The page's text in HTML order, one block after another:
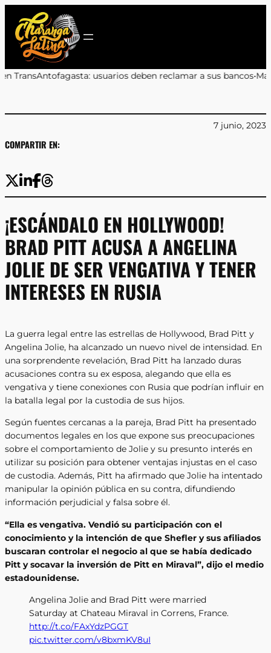
contenido
deben reclamar a sus bancos•Marcos Celedón:
COMPARTIR EN:
7 junio, 2023
¡ESCÁNDALO EN HOLLYWOOD!
BRAD PITT ACUSA A ANGELINA
JOLIE DE SER VENGATIVA Y TENER
INTERESES EN RUSIA
La guerra legal entre las estrellas de Hollywood, Brad Pitt y
Angelina Jolie, ha alcanzado un nuevo nivel de intensidad. En
una sorprendente revelación, Brad Pitt ha lanzado duras
acusaciones contra su ex esposa, alegando que ella es
vengativa y tiene conexiones con Rusia que podrían influir en
la batalla legal por la custodia de sus hijos.
Según fuentes cercanas a la pareja, Brad Pitt ha presentado
documentos legales en los que expone sus preocupaciones
sobre el comportamiento de Jolie y su presunto interés en
utilizar su posición para obtener ventajas injustas en el caso
de custodia. Además, Pitt ha afirmado que Jolie ha intentado
manipular la opinión pública en su contra, difundiendo
información perjudicial y falsa sobre él.
“Ella es vengativa. Vendió su participación con el
conocimiento y la intención de que Shefler y sus afiliados
buscaran controlar el negocio al que se había dedicado
Pitt y socavar la inversión de Pitt en Miraval”, dijo el medio
estadounidense.
Angelina Jolie and Brad Pitt were married
Saturday at Chateau Miraval in Correns, France.
http://t.co/FAxYdzPGGT
pic.twitter.com/v8bxmKV8uI